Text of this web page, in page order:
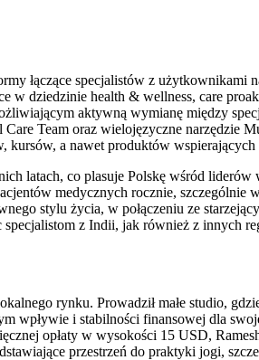
łączące specjalistów z użytkownikami
w dziedzinie health & wellness, care
aktywną wymianę między
Team oraz wielojęzyczne narzędzie
kursów, a nawet produktów
latach, co plasuje Polskę wśród liderów
medycznych rocznie, szczególnie
stylu życia, w połączeniu ze
specjalistom z Indii, jak również z innych
rynku. Prowadził małe studio,
wpływie i stabilności finansowej dla
opłaty w wysokości 15 USD,
przestrzeń do praktyki jogi,